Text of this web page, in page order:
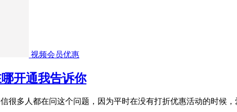
视频会员优惠
开通我告诉你
很多人都在问这个问题，因为平时在没有打折优惠活动的时候